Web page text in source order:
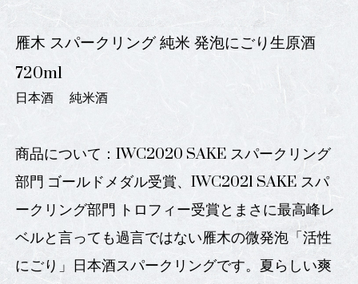
雁木 スパークリング 純米 発泡にごり生原酒
720ml
日本酒 純米酒
商品について：IWC2020 SAKE スパークリング
部門 ゴールドメダル受賞、IWC2021 SAKE スパ
ークリング部門 トロフィー受賞とまさに最高峰レ
ベルと言っても過言ではない雁木の微発泡「活性
にごり」日本酒スパークリングです。夏らしい爽